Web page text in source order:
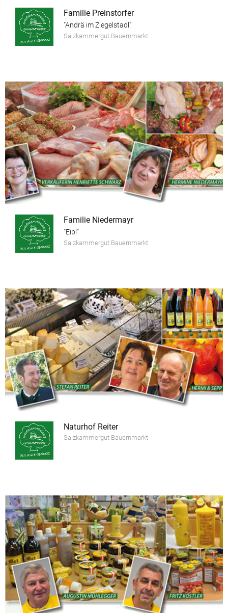
Familie Preinstorfer
"Andrä im Ziegelstadl"
Salzkammergut Bauernmarkt
Familie Niedermayr
"Eibl"
Salzkammergut Bauernmarkt
Naturhof Reiter
Salzkammergut Bauernmarkt